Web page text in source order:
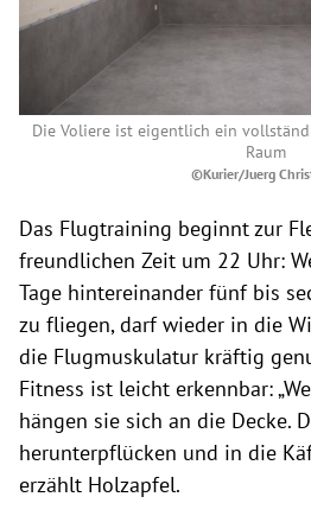
Die Voliere ist eigentlich ein
Raum
©Kurier/Juerg
Das Flugtraining beginnt zur
freundlichen Zeit um 22 Uhr:
Tage hintereinander fünf bis
zu fliegen, darf wieder in die
die Flugmuskulatur kräftig
Fitness ist leicht erkennbar:
hängen sie sich an die Decke.
herunterpflücken und in die
erzählt Holzapfel.